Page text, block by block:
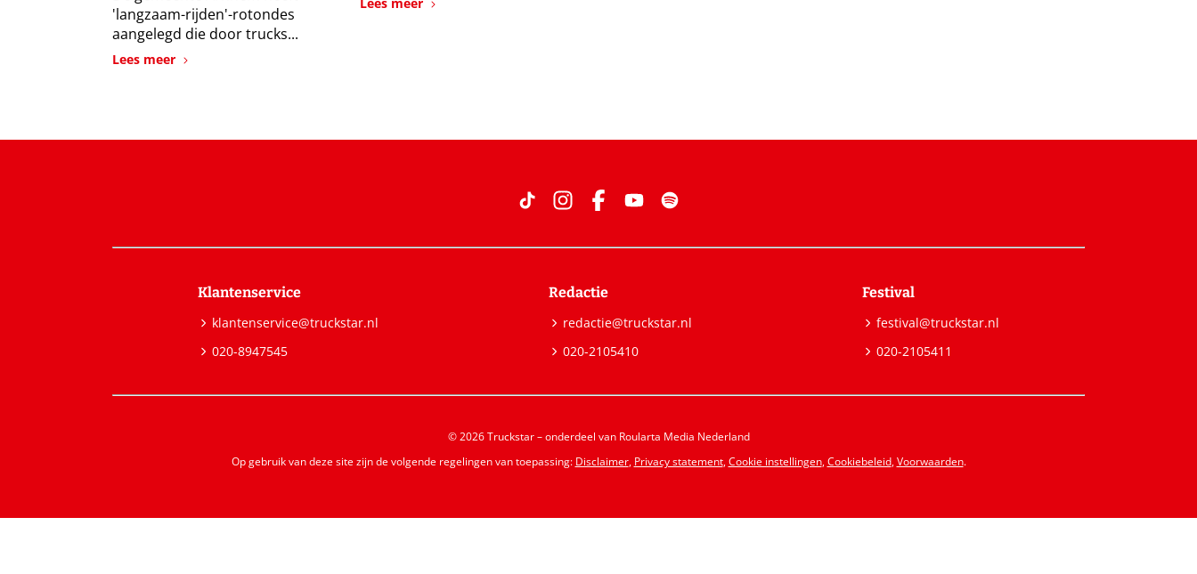
'langzaam-rijden'-rotondes
aangelegd die door trucks...
Lees meer
Klantenservice
klantenservice@truckstar.nl
020-8947545
Redactie
redactie@truckstar.nl
020-2105410
Festival
festival@truckstar.nl
020-2105411
© 2026 Truckstar – onderdeel van Roularta Media Nederland
Op gebruik van deze site zijn de volgende regelingen van toepassing: Disclaimer, Privacy statement,Cookie instellingen,Cookiebeleid,Voorwaarden.